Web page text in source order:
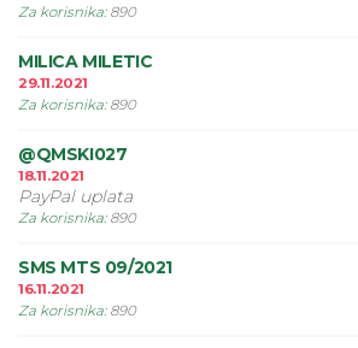
Za korisnika: 890
MILICA MILETIC
29.11.2021
Za korisnika: 890
@QMSKI027
18.11.2021
PayPal uplata
Za korisnika: 890
SMS MTS 09/2021
16.11.2021
Za korisnika: 890